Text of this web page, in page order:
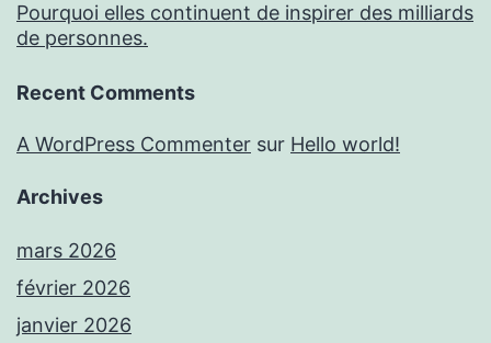
Pourquoi elles continuent de inspirer des milliards
de personnes.
Recent Comments
A WordPress Commenter sur Hello world!
Archives
mars 2026
février 2026
janvier 2026